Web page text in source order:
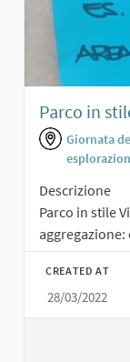
Parco in
Giornata
Descrizione
Parco in stile
CREATED AT
28/03/2022